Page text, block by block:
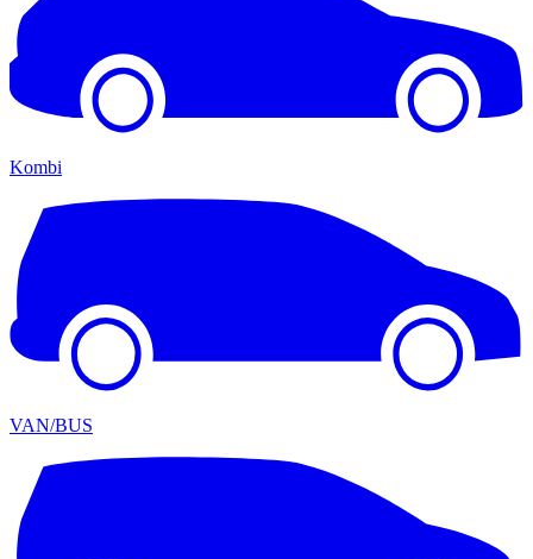
Kombi
VAN/BUS